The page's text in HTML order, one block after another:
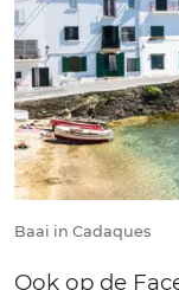
Baai in Cadaques
Ook op de